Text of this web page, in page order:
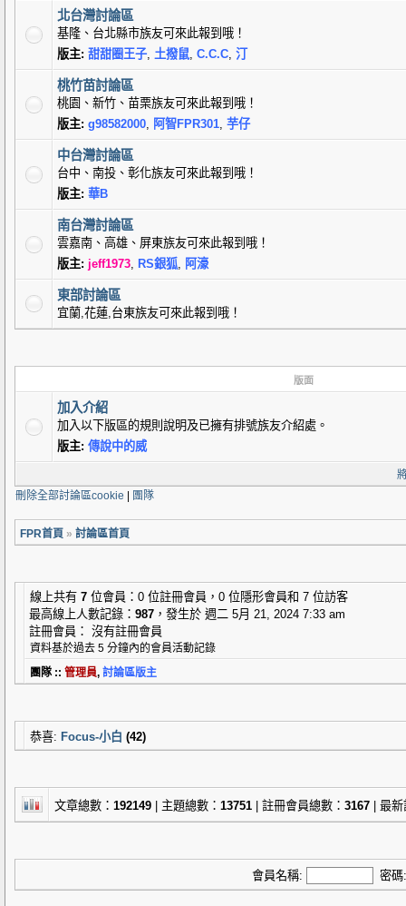
北台灣討論區
基隆、台北縣市族友可來此報到哦！
版主: 甜甜圈王子, 土撥鼠, C.C.C, 汀
桃竹苗討論區
桃園、新竹、苗栗族友可來此報到哦！
版主: g98582000, 阿智FPR301, 芋仔
中台灣討論區
台中、南投、彰化族友可來此報到哦！
版主: 華B
南台灣討論區
雲嘉南、高雄、屏東族友可來此報到哦！
版主: jeff1973, RS銀狐, 阿濠
東部討論區
宜蘭,花蓮,台東族友可來此報到哦！
版面
加入介紹
加入以下版區的規則說明及已擁有排號族友介紹處。
版主: 傳說中的威
刪除全部討論區cookie
團隊
FPR首頁 » 討論區首頁
線上共有 7 位會員：0 位註冊會員，0 位隱形會員和 7 位訪客
最高線上人數記錄： 987 ，發生於 週二 5月 21, 2024 7:33 am
註冊會員： 沒有註冊會員
資料基於過去 5 分鐘內的會員活動記錄
團隊 :: 管理員, 討論區版主
恭喜: Focus-小白 (42)
文章總數： 192149 | 主題總數： 13751 | 註冊會員總數： 3167 | 最
會員名稱: 密碼: